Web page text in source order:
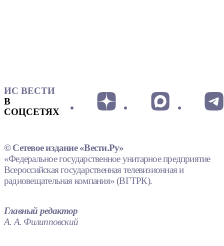
ИС ВЕСТИ
В
СОЦСЕТЯХ
© Сетевое издание «Вести.Ру»
«Федеральное государственное унитарное предприятие
Всероссийская государственная телевизионная и
радиовещательная компания» (ВГТРК).
Главный редактор
А. А. Филипповский